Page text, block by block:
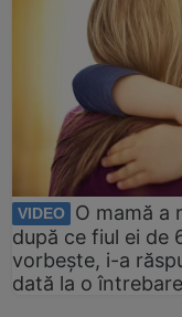
VIDEO
O mamă a
după ce fiul ei de
vorbește, i-a
dată la o întrebare